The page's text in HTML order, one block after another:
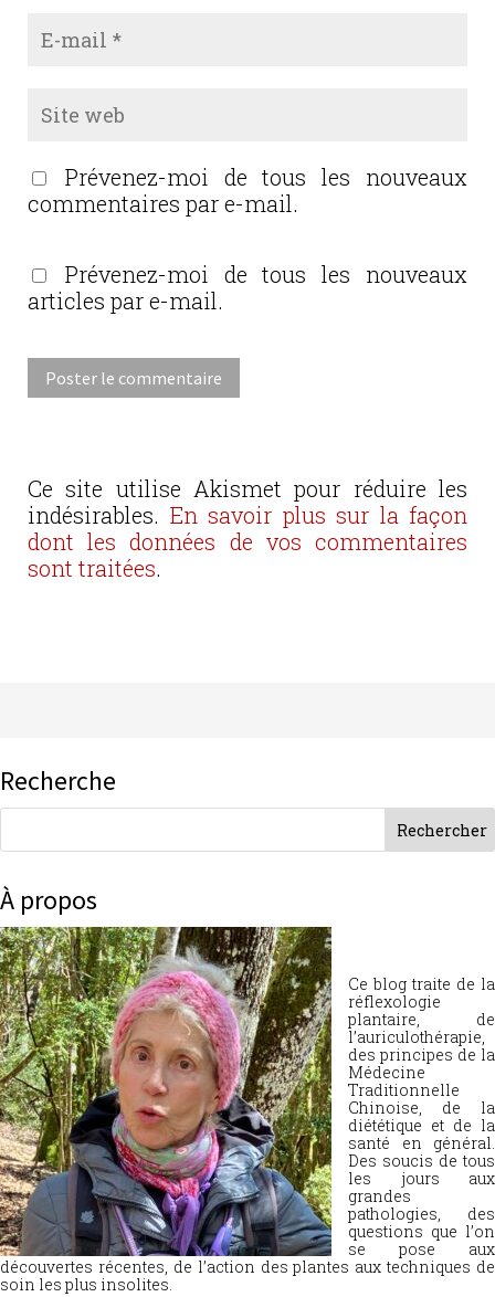
Prévenez-moi de tous les nouveaux
commentaires par e-mail.
Prévenez-moi de tous les nouveaux
articles par e-mail.
Ce site utilise Akismet pour réduire les
indésirables. En savoir plus sur la façon
dont les données de vos commentaires
sont traitées.
Recherche
À propos
Ce blog traite de la
réflexologie
plantaire, de
l’auriculothérapie,
des principes de la
Médecine
Traditionnelle
Chinoise, de la
diététique et de la
santé en général.
Des soucis de tous
les jours aux
grandes
pathologies, des
questions que l’on
se pose aux
découvertes récentes, de l’action des plantes aux techniques de
soin les plus insolites.